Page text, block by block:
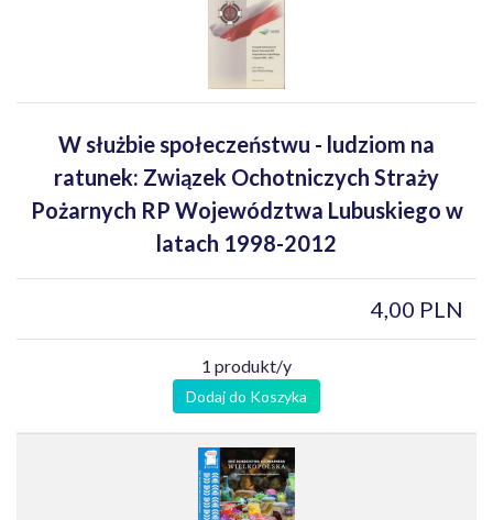
W służbie społeczeństwu - ludziom na
ratunek: Związek Ochotniczych Straży
Pożarnych RP Województwa Lubuskiego w
latach 1998-2012
4,00 PLN
1 produkt/y
Dodaj do Koszyka